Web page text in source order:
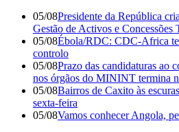
05/08Presidente da República
Gestão de Activos e Concessões
05/08Ébola/RDC: CDC-Africa
controlo
05/08Prazo das candidaturas ao
nos órgãos do MININT termina
05/08Bairros de Caxito às
sexta-feira
05/08Vamos conhecer Angola,